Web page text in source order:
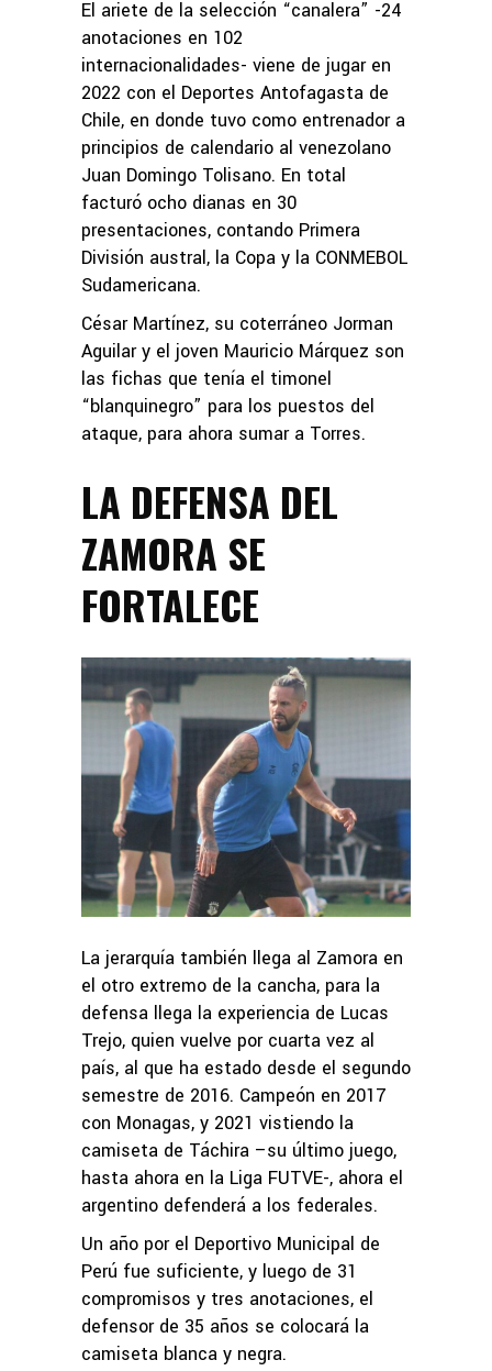
El ariete de la selección “canalera” -24
anotaciones en 102
internacionalidades- viene de jugar en
2022 con el Deportes Antofagasta de
Chile, en donde tuvo como entrenador a
principios de calendario al venezolano
Juan Domingo Tolisano. En total
facturó ocho dianas en 30
presentaciones, contando Primera
División austral, la Copa y la CONMEBOL
Sudamericana.
César Martínez, su coterráneo Jorman
Aguilar y el joven Mauricio Márquez son
las fichas que tenía el timonel
“blanquinegro” para los puestos del
ataque, para ahora sumar a Torres.
LA DEFENSA DEL
ZAMORA SE
FORTALECE
La jerarquía también llega al Zamora en
el otro extremo de la cancha, para la
defensa llega la experiencia de Lucas
Trejo, quien vuelve por cuarta vez al
país, al que ha estado desde el segundo
semestre de 2016. Campeón en 2017
con Monagas, y 2021 vistiendo la
camiseta de Táchira –su último juego,
hasta ahora en la Liga FUTVE-, ahora el
argentino defenderá a los federales.
Un año por el Deportivo Municipal de
Perú fue suficiente, y luego de 31
compromisos y tres anotaciones, el
defensor de 35 años se colocará la
camiseta blanca y negra.